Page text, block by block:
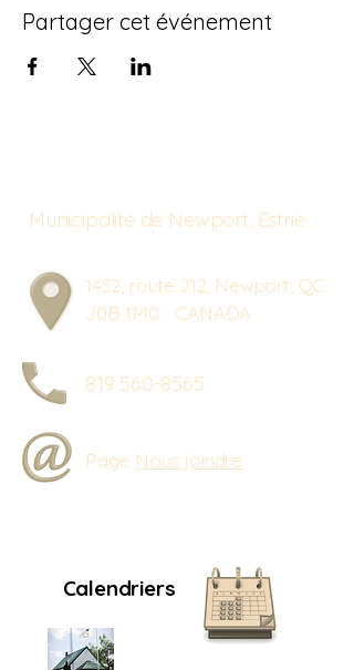
Partager cet événement
Municipalité de Newport, Estrie
1452, route 212, Newport, QC
J0B 1M0 CANADA
819 560-8565
Page Nous joindre
Calendriers